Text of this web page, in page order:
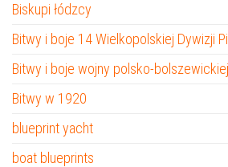
Biskupi łódzcy
Bitwy i boje 14 Wielkopolskiej Dywizji
Bitwy i boje wojny polsko-bolszewickiej
Bitwy w 1920
blueprint yacht
boat blueprints